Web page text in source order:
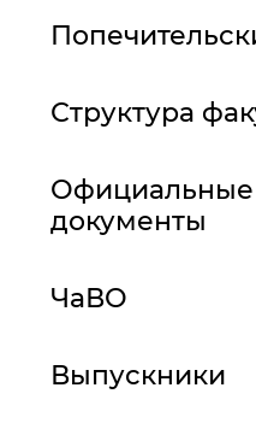
Структура
Официальные
документы
ЧаВО
Выпускники